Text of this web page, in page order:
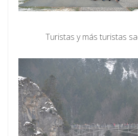
Turistas y más turistas